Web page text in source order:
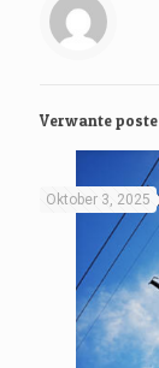
Verwante poste
Oktober 3, 2025